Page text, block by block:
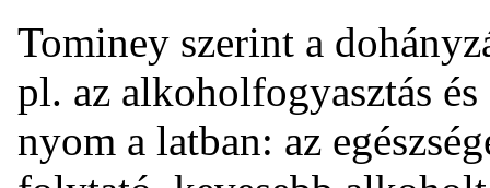
Tominey szerint a
pl. az alkoholfogyasztás
nyom a latban: az